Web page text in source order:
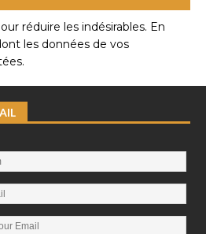
réduire les indésirables. En
les données de vos
.